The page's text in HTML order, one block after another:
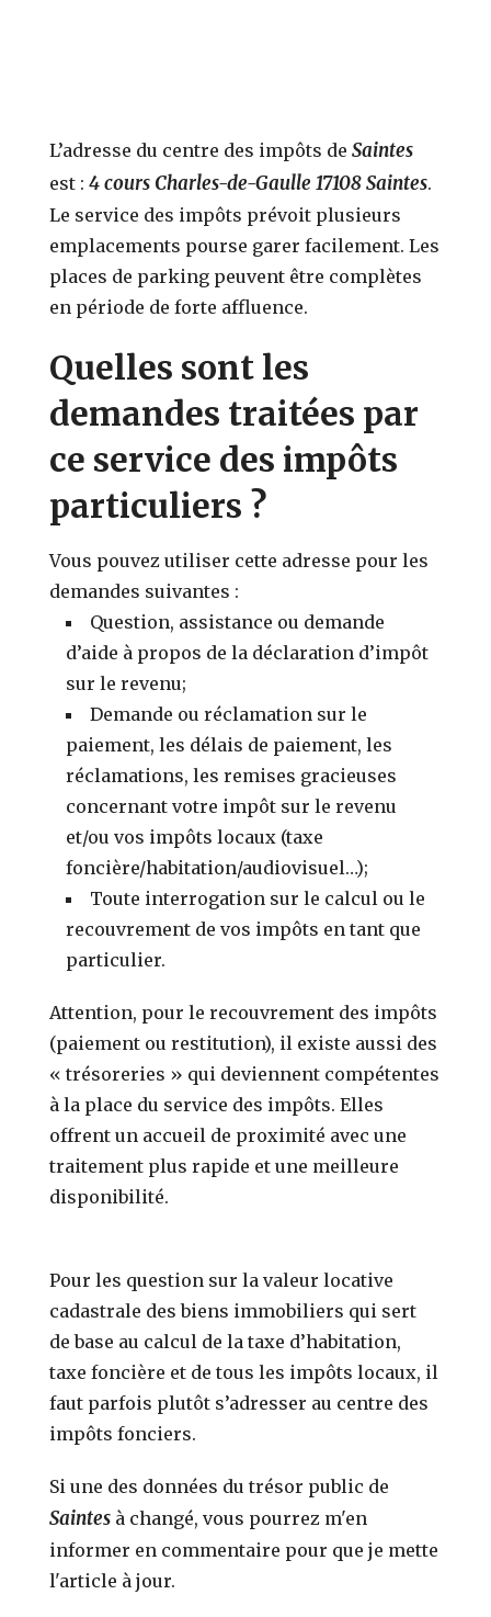
L’adresse du centre des impôts deSaintes
est :4 cours Charles-de-Gaulle 17108 Saintes.
Le service des impôts prévoit plusieurs
emplacements pourse garer facilement. Les
places de parking peuvent être complètes
en période de forte affluence.
Quelles sont les
demandes traitées par
ce service des impôts
particuliers ?
Vous pouvez utiliser cette adresse pour les
demandes suivantes :
Question, assistance ou demande
d’aide à propos de la déclaration d’impôt
sur le revenu;
Demande ou réclamation sur le
paiement, les délais de paiement, les
réclamations, les remises gracieuses
concernant votre impôt sur le revenu
et/ou vos impôts locaux (taxe
foncière/habitation/audiovisuel…);
Toute interrogation sur le calcul ou le
recouvrement de vos impôts en tant que
particulier.
Attention, pour le recouvrement des impôts
(paiement ou restitution), il existe aussi des
« trésoreries » qui deviennent compétentes
à la place du service des impôts. Elles
offrent un accueil de proximité avec une
traitement plus rapide et une meilleure
disponibilité.
Pour les question sur la valeur locative
cadastrale des biens immobiliers qui sert
de base au calcul de la taxe d’habitation,
taxe foncière et de tous les impôts locaux, il
faut parfois plutôt s’adresser au centre des
impôts fonciers.
Si une des données du trésor public de
Saintes à changé, vous pourrez m'en
informer en commentaire pour que je mette
l'article à jour.